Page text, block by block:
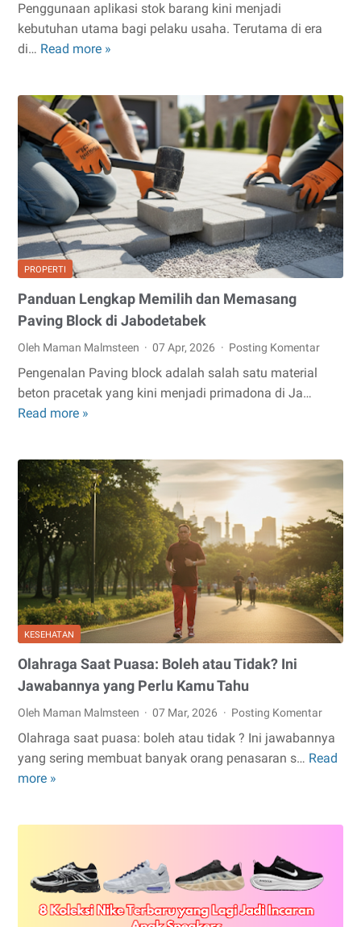
Penggunaan aplikasi stok barang kini menjadi
kebutuhan utama bagi pelaku usaha. Terutama di era
di… Read more »
Restoran:
Solusi
Cerdas
Kelola
Inventory
dengan
ESB
Core
PROPERTI
Panduan Lengkap Memilih dan Memasang
Paving Block di Jabodetabek
Oleh Maman Malmsteen 07 Apr, 2026 Posting Komentar
Pengenalan Paving block adalah salah satu material
beton pracetak yang kini menjadi primadona di Ja…
Read more »
dan
Memasang
Paving
Block
Jabodetabek
KESEHATAN
Olahraga Saat Puasa: Boleh atau Tidak? Ini
Jawabannya yang Perlu Kamu Tahu
Oleh Maman Malmsteen 07 Mar, 2026 Posting Komentar
Olahraga saat puasa: boleh atau tidak ? Ini jawabannya
yang sering membuat banyak orang penasaran s… Read
more »
Tidak?
Ini
Jawabannya